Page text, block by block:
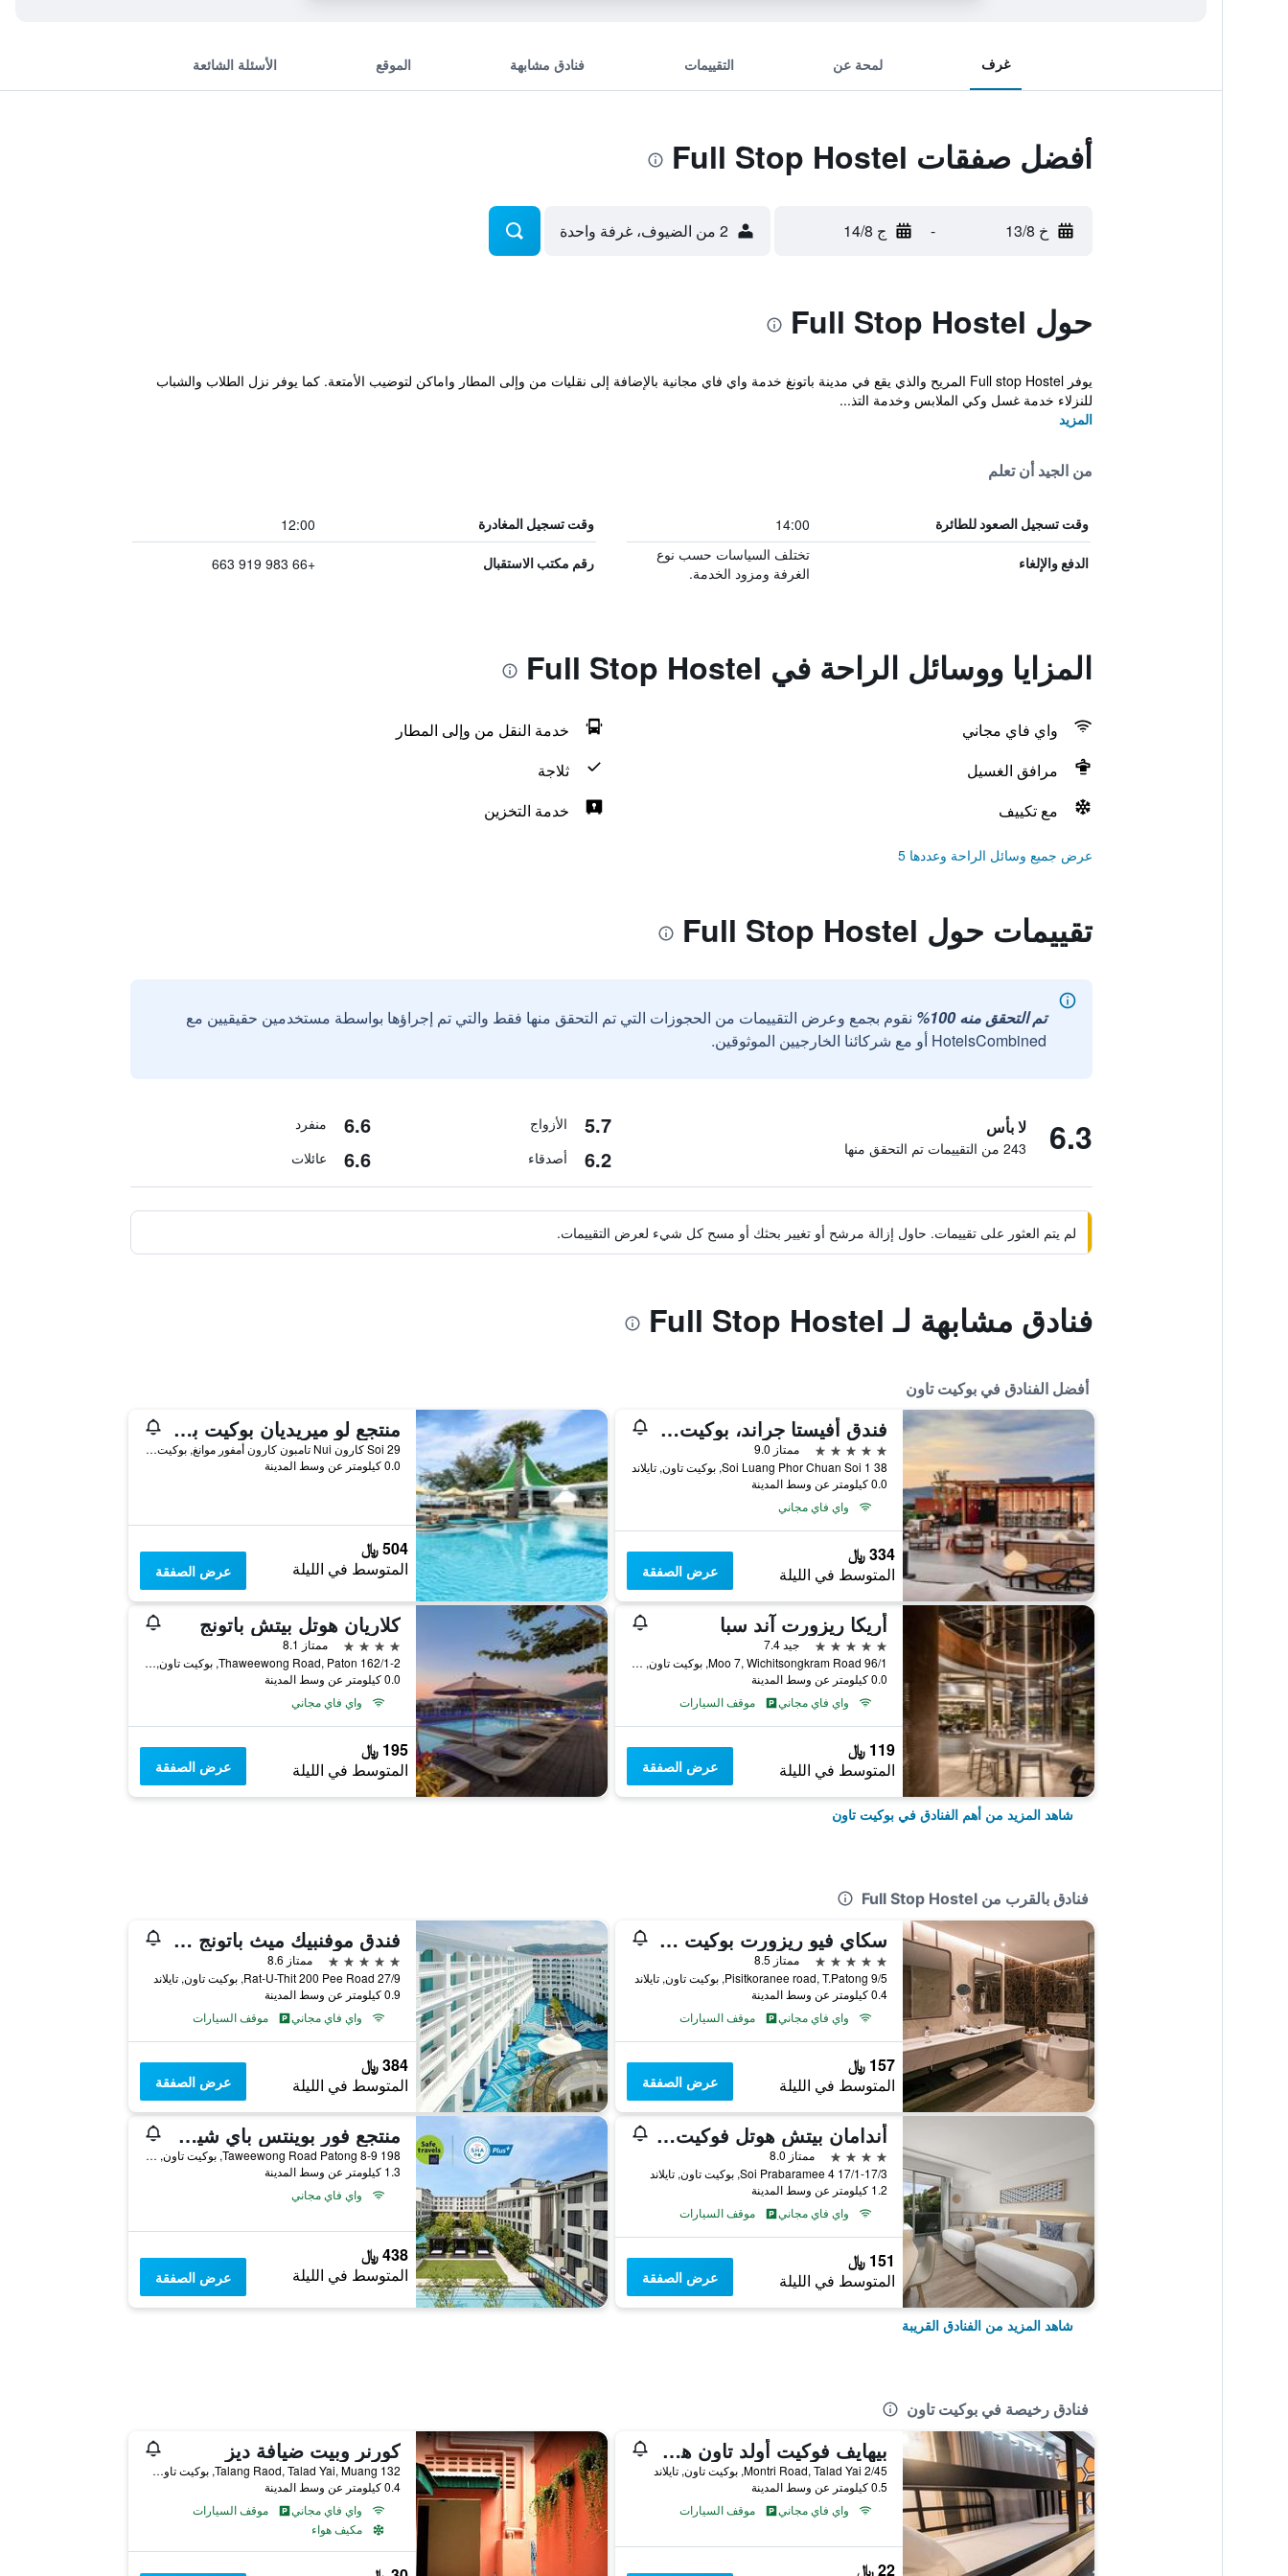
غرف لمحة عن التقييمات فنادق مشابهة الموقع الأسئلة الشائعة
أفضل صفقات Full Stop Hostel
خ 13/8 - ج 14/8 2 من الضيوف، غرفة واحدة
حول Full Stop Hostel
يوفر Full stop Hostel المريح والذي يقع في مدينة باتونغ خدمة واي فاي مجانية بالإضافة إلى نقليات من وإلى المطار واماكن لتوضيب الأمتعة. كما يوفر نزل الطلاب والشباب
للنزلاء خدمة غسل وكي الملابس وخدمة التذ...
المزيد
من الجيد أن تعلم
وقت تسجيل الصعود للطائرة 14:00 وقت تسجيل المغادرة 12:00
الدفع والإلغاء
تختلف السياسات حسب نوع
الغرفة ومزود الخدمة.
رقم مكتب الاستقبال +66 983 919 663
المزايا ووسائل الراحة في Full Stop Hostel
واي فاي مجاني
خدمة النقل من وإلى المطار
مرافق الغسيل
ثلاجة
مع تكييف
خدمة التخزين
عرض جميع وسائل الراحة وعددها 5
تقييمات حول Full Stop Hostel
تم التحقق منه 100%
نقوم بجمع وعرض التقييمات من الحجوزات التي تم التحقق منها فقط والتي تم إجراؤها بواسطة مستخدمين حقيقيين مع
HotelsCombined أو مع شركائنا الخارجيين الموثوقين.
6.3 لا بأس
243 من التقييمات تم التحقق منها
5.7 الأزواج 6.6 منفرد
6.2 أصدقاء 6.6 عائلات
لم يتم العثور على تقييمات. حاول إزالة مرشح أو تغيير بحثك أو مسح كل شيء لعرض التقييمات.
فنادق مشابهة لـ Full Stop Hostel
أفضل الفنادق في بوكيت تاون
فندق أفيستا جراند، بوكيت كارون - مجموعة إم جاليري
5 نجوم
ممتاز 9.0
38 Soi Luang Phor Chuan Soi 1, بوكيت تاون, تايلاند
0.0 كيلومتر عن وسط المدينة
واي فاي مجاني
334 ﷼
المتوسط في الليلة عرض الصفقة
منتجع لو ميريديان بوكيت بيتش
29 Soi كارون Nui تامبون كارون أمفور موانغ, بوكيت تاون, تايلاند
0.0 كيلومتر عن وسط المدينة
504 ﷼
المتوسط في الليلة عرض الصفقة
أريكا ريزورت آند سبا
5 نجوم
جيد 7.4
96/1 Moo 7, Wichitsongkram Road, بوكيت تاون, تايلاند
0.0 كيلومتر عن وسط المدينة
واي فاي مجاني
موقف السيارات
119 ﷼
المتوسط في الليلة عرض الصفقة
كلاريان هوتل بيتش باتونج
4 نجوم
ممتاز 8.1
162/1-2 Thaweewong Road, Paton, بوكيت تاون, تايلاند
0.0 كيلومتر عن وسط المدينة
واي فاي مجاني
195 ﷼
المتوسط في الليلة عرض الصفقة
شاهد المزيد من أهم الفنادق في بوكيت تاون
فنادق بالقرب من Full Stop Hostel
سكاي فيو ريزورت بوكيت باتونج بيتش
5 نجوم
ممتاز 8.5
9/5 Pisitkoranee road, T.Patong, بوكيت تاون, تايلاند
0.4 كيلومتر عن وسط المدينة
واي فاي مجاني
موقف السيارات
157 ﷼
المتوسط في الليلة عرض الصفقة
فندق موفنبيك ميث باتونج بوكيت
5 نجوم
ممتاز 8.6
27/9 Rat-U-Thit 200 Pee Road, بوكيت تاون, تايلاند
0.9 كيلومتر عن وسط المدينة
واي فاي مجاني
موقف السيارات
384 ﷼
المتوسط في الليلة عرض الصفقة
أندامان بيتش هوتل فوكيت - هاندوريتين كوليكشن باي أكور
4 نجوم
ممتاز 8.0
17/1-17/3 Soi Prabaramee 4, بوكيت تاون, تايلاند
1.2 كيلومتر عن وسط المدينة
واي فاي مجاني
موقف السيارات
151 ﷼
المتوسط في الليلة عرض الصفقة
منتجع فور بوينتس باي شيراتون بوكيت باتونج بيتش
198 8-9 Taweewong Road Patong, بوكيت تاون, تايلاند
1.3 كيلومتر عن وسط المدينة
واي فاي مجاني
438 ﷼
المتوسط في الليلة عرض الصفقة
شاهد المزيد من الفنادق القريبة
فنادق رخيصة في بوكيت تاون
بيهايف فوكيت أولد تاون هوستيل
2/45 Montri Road, Talad Yai, بوكيت تاون, تايلاند
0.5 كيلومتر عن وسط المدينة
واي فاي مجاني
موقف السيارات
22 ﷼
كورنر وبيت ضيافة ديز
132 Talang Raod, Talad Yai, Muang, بوكيت تاون, تايلاند
0.4 كيلومتر عن وسط المدينة
واي فاي مجاني
موقف السيارات
مكيف هواء